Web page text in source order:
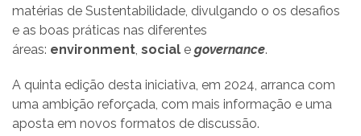
matérias de Sustentabilidade, divulgando o os desafios
e as boas práticas nas diferentes
áreas: environment social e governance.
A quinta edição desta iniciativa, em 2024, arranca com
uma ambição reforçada, com mais informação e uma
aposta em novos formatos de discussão.